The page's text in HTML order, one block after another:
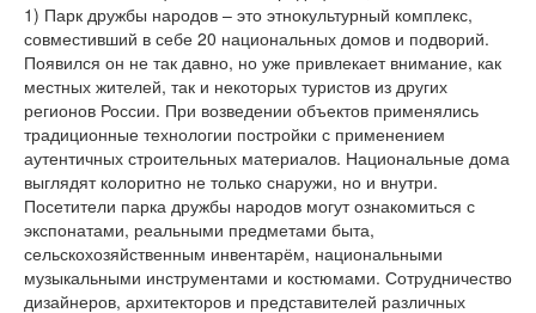
1) Парк дружбы народов – это этнокультурный комплекс,
совместивший в себе 20 национальных домов и подворий.
Появился он не так давно, но уже привлекает внимание, как
местных жителей, так и некоторых туристов из других
регионов России. При возведении объектов применялись
традиционные технологии постройки с применением
аутентичных строительных материалов. Национальные дома
выглядят колоритно не только снаружи, но и внутри.
Посетители парка дружбы народов могут ознакомиться с
экспонатами, реальными предметами быта,
сельскохозяйственным инвентарём, национальными
музыкальными инструментами и костюмами. Сотрудничество
дизайнеров, архитекторов и представителей различных